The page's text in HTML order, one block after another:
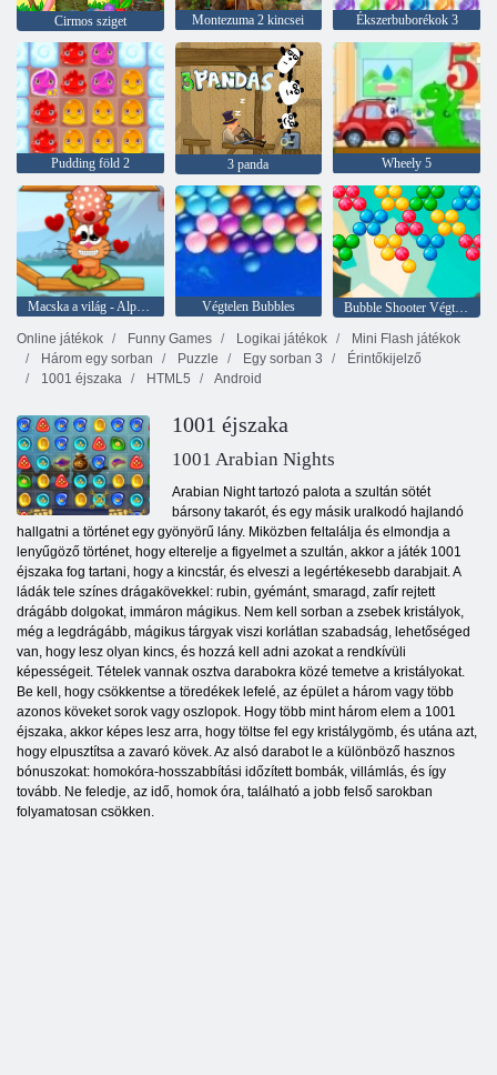
Cirmos sziget Montezuma 2 kincsei Ékszerbuborékok 3
Pudding föld 2 3 panda Wheely 5
Végtelen Bubbles
Bubble Shooter Végtelen
Online játékok
Funny Games Logikai játékok
Mini Flash játékok
Három egy sorban
Puzzle Egy sorban 3
Érintőkijelző
1001 éjszaka
HTML5 Android
1001 éjszaka
1001 Arabian Nights
Arabian Night tartozó palota a szultán sötét
bársony takarót, és egy másik uralkodó hajlandó
hallgatni a történet egy gyönyörű lány. Miközben feltalálja és elmondja a
lenyűgöző történet, hogy elterelje a figyelmet a szultán, akkor a játék 1001
éjszaka fog tartani, hogy a kincstár, és elveszi a legértékesebb darabjait. A
ládák tele színes drágakövekkel: rubin, gyémánt, smaragd, zafír rejtett
drágább dolgokat, immáron mágikus. Nem kell sorban a zsebek kristályok,
még a legdrágább, mágikus tárgyak viszi korlátlan szabadság, lehetőséged
van, hogy lesz olyan kincs, és hozzá kell adni azokat a rendkívüli
képességeit. Tételek vannak osztva darabokra közé temetve a kristályokat.
Be kell, hogy csökkentse a töredékek lefelé, az épület a három vagy több
azonos köveket sorok vagy oszlopok. Hogy több mint három elem a 1001
éjszaka, akkor képes lesz arra, hogy töltse fel egy kristálygömb, és utána azt,
hogy elpusztítsa a zavaró kövek. Az alsó darabot le a különböző hasznos
bónuszokat: homokóra-hosszabbítási időzített bombák, villámlás, és így
tovább. Ne feledje, az idő, homok óra, található a jobb felső sarokban
folyamatosan csökken.